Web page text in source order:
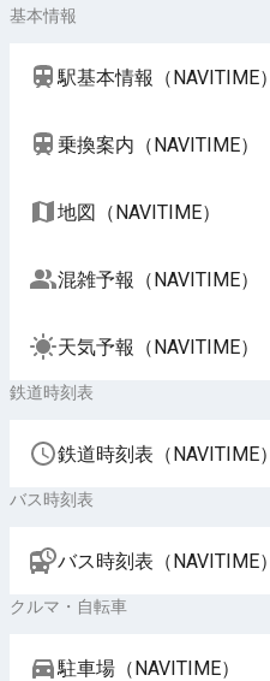
基本情報
駅基本情報（NAVITIME）
乗換案内（NAVITIME）
地図（NAVITIME）
混雑予報（NAVITIME）
天気予報（NAVITIME）
鉄道時刻表
鉄道時刻表（NAVITIME）
バス時刻表
バス時刻表（NAVITIME）
クルマ・自転車
駐車場（NAVITIME）